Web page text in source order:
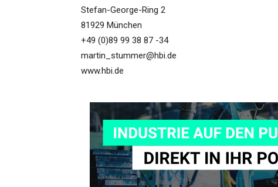
Stefan-George-Ring 2
81929 München
+49 (0)89 99 38 87 -34
martin_stummer@hbi.de
www.hbi.de